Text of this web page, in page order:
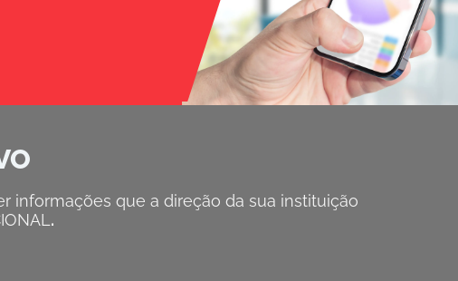
informações que a direção da sua instituição
.